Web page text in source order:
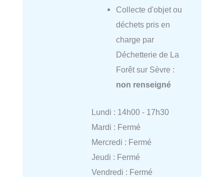
Collecte d'objet ou
déchets pris en
charge par
Déchetterie de La
Forêt sur Sèvre :
non renseigné
Lundi : 14h00 - 17h30
Mardi : Fermé
Mercredi : Fermé
Jeudi : Fermé
Vendredi : Fermé